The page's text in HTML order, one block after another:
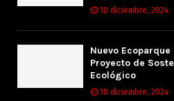
18 diciembre, 2024
Nuevo
Proyecto de
Ecológico
18 diciembre, 2024